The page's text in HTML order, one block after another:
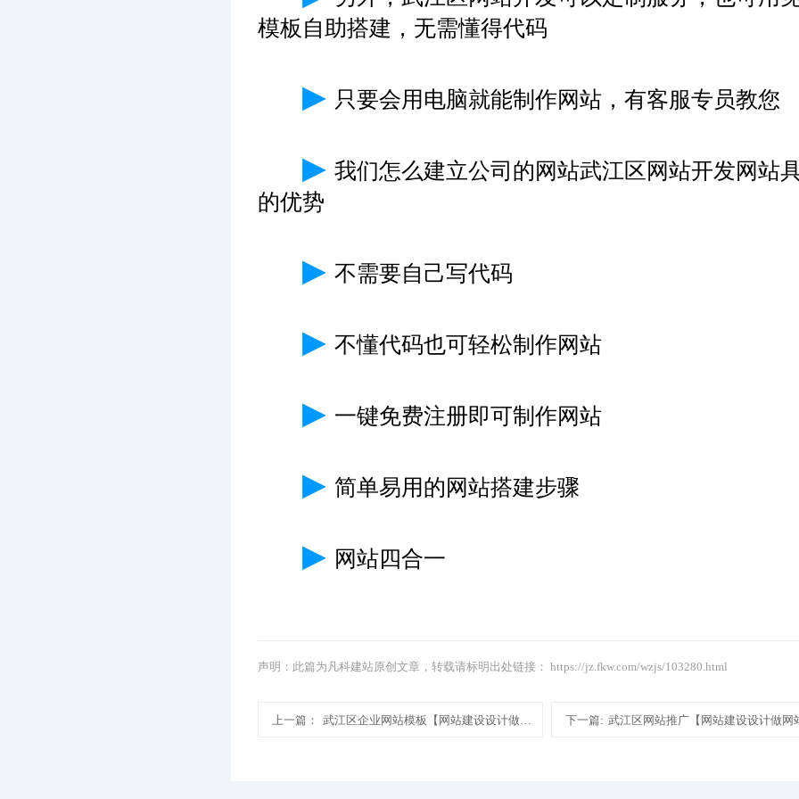
模板自助搭建，无需懂得代码
▶ 只要会用电脑就能制作网站，有客服专员教您
▶ 我们怎么建立公司的网站武江区网站开发网站
的优势
▶ 不需要自己写代码
▶ 不懂代码也可轻松制作网站
▶ 一键免费注册即可制作网站
▶ 简单易用的网站搭建步骤
▶ 网站四合一
声明：此篇为凡科建站原创文章，转载请标明出处链接： https://jz.fkw.com/wzjs/103280.html
上一篇： 武江区企业网站模板【网站建设设计做网站】 下一篇: 武江区网站推广【网站建设设计做网